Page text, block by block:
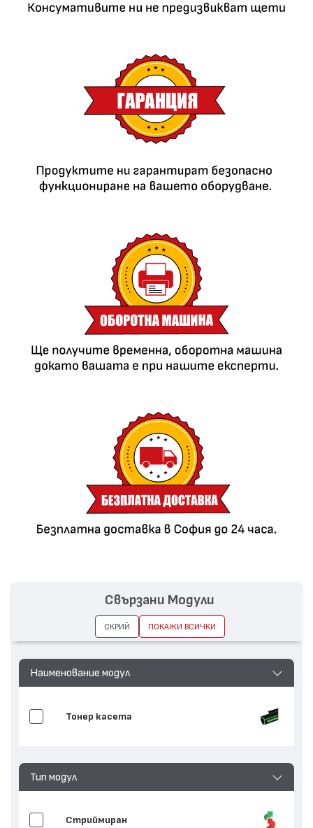
Наименование модул
Тонер касета
Тип модул
Стриймиран
Свързани Модули
СКРИЙ ПОКАЖИ ВСИЧКИ